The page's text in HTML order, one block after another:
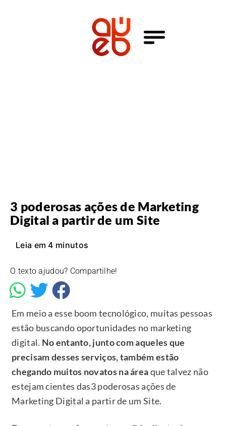
3 poderosas ações de Marketing
Digital a partir de um Site
Leia em 4 minutos
O texto ajudou? Compartilhe!
Em meio a esse boom tecnológico, muitas pessoas
estão buscando oportunidades no marketing
digital. No entanto, junto com aqueles que
precisam desses serviços, também estão
chegando muitos novatos na áreaque talvez não
estejam cientes das3 poderosas ações de
Marketing Digital a partir de um Site.